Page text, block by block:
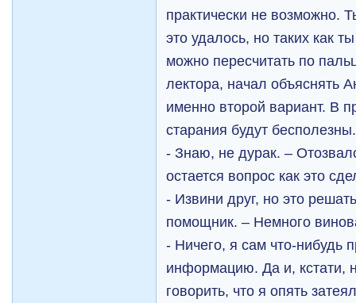
практически не возможно.
это удалось, но таких как
можно пересчитать по
лектора, начал объяснять
именно второй вариант. В
старания будут бесполезны.
- Знаю, не дурак. –
остается вопрос как это
- Извини друг, но это
помощник. – Немного
- Ничего, я сам что-нибудь
информацию. Да и, кстати,
говорить, что я опять